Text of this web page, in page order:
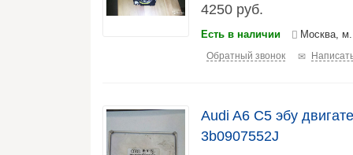
4250 руб.
Есть в наличии Москва,
Обратный звонок
Audi A6 C5 эбу
3b0907552J